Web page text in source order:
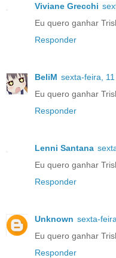
Viviane Grecchi
Eu quero ganhar
Responder
BeliM sexta-feira,
Eu quero ganhar
Responder
Lenni Santana
Eu quero ganhar
Responder
Unknown sexta-
Eu quero ganhar
Responder